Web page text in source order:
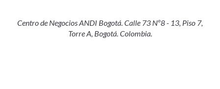
Centro de Negocios ANDI Bogotá. Calle 73 Nº8 - 13, Piso 7,
Torre A, Bogotá. Colombia.